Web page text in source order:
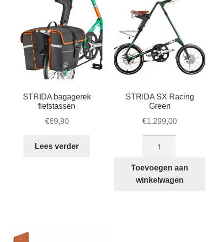
STRIDA bagagerek
fietstassen
€69,90
Lees verder
STRIDA SX Racing
Green
€1.299,00
Racing
Green
Toevoegen aan
winkelwagen